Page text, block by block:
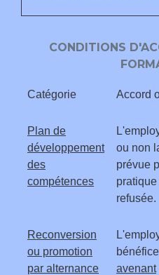
CONDITIONS
Catégorie Accord
Plan de
développement
des
compétences
ou non
prévue
refusée.
Reconversion
ou promotion
par alternance
avenant